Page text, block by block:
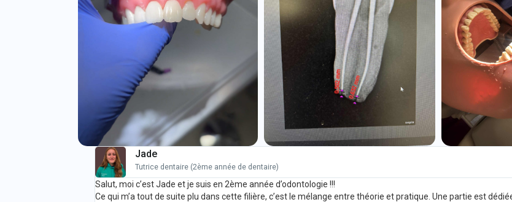
Jade
Tutrice dentaire (2ème année de dentaire)
Salut, moi c’est Jade et je suis en 2ème année d’odontologie !!!
Ce qui m’a tout de suite plu dans cette filière, c’est le mélange entre théorie et pratique. Une partie est